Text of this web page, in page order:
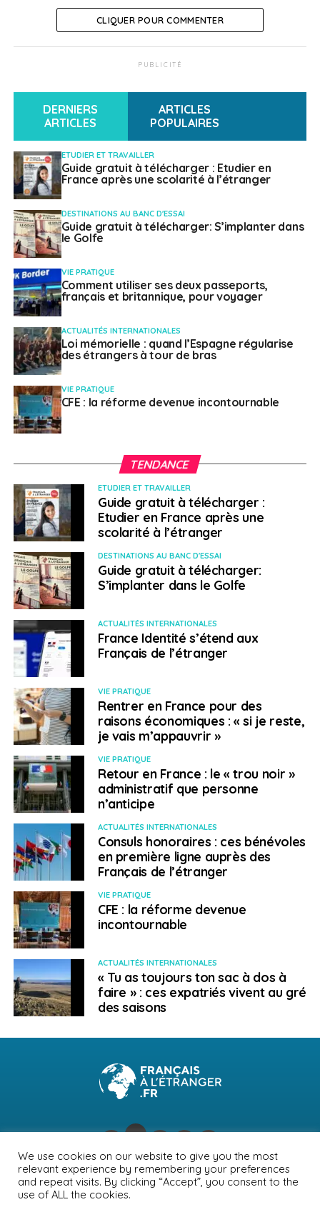
enseignants dans l’enseignement français à
l’étranger
Monique Proulx, lauréate du Prix des cinq
Weena Truscelli
CLIQUER POUR COMMENTER
PUBLICITÉ
DERNIERS
ARTICLES
ARTICLES
POPULAIRES
ETUDIER ET TRAVAILLER
Guide gratuit à télécharger : Etudier en
France après une scolarité à l’étranger
DESTINATIONS AU BANC D'ESSAI
Guide gratuit à télécharger: S’implanter dans
le Golfe
VIE PRATIQUE
Comment utiliser ses deux passeports,
français et britannique, pour voyager
ACTUALITÉS INTERNATIONALES
Loi mémorielle : quand l’Espagne régularise
des étrangers à tour de bras
VIE PRATIQUE
CFE : la réforme devenue incontournable
TENDANCE
ETUDIER ET TRAVAILLER
Guide gratuit à télécharger :
Etudier en France après une
scolarité à l’étranger
DESTINATIONS AU BANC D'ESSAI
Guide gratuit à télécharger:
S’implanter dans le Golfe
ACTUALITÉS INTERNATIONALES
France Identité s’étend aux
Français de l’étranger
VIE PRATIQUE
Rentrer en France pour des
raisons économiques : « si je reste,
je vais m’appauvrir »
VIE PRATIQUE
Retour en France : le « trou noir »
administratif que personne
n’anticipe
ACTUALITÉS INTERNATIONALES
Consuls honoraires : ces bénévoles
en première ligne auprès des
Français de l’étranger
VIE PRATIQUE
CFE : la réforme devenue
incontournable
ACTUALITÉS INTERNATIONALES
« Tu as toujours ton sac à dos à
faire » : ces expatriés vivent au gré
des saisons
NEWSLETTER PUBLICITÉ CONTACTS
MENTIONS LÉGALES
POLITIQUE DE CONFIDENTIALITÉ
We use cookies on our website to give you the most
relevant experience by remembering your preferences
and repeat visits. By clicking “Accept”, you consent to the
use of ALL the cookies.